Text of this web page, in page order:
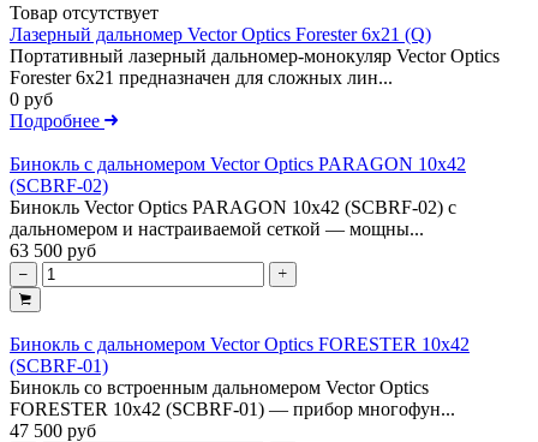
Товар отсутствует
Лазерный дальномер Vector Optics Forester 6x21 (Q)
Портативный лазерный дальномер-монокуляр Vector Optics
Forester 6x21 предназначен для сложных лин...
0 руб
Подробнее
Бинокль с дальномером Vector Optics PARAGON 10х42
(SCBRF-02)
Бинокль Vector Optics PARAGON 10х42 (SCBRF-02) с
дальномером и настраиваемой сеткой — мощны...
63 500 руб
Бинокль с дальномером Vector Optics FORESTER 10х42
(SCBRF-01)
Бинокль со встроенным дальномером Vector Optics
FORESTER 10х42 (SCBRF-01) — прибор многофун...
47 500 руб